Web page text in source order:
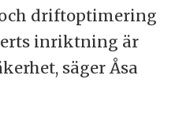
driftoptimering
inriktning är
säger Åsa